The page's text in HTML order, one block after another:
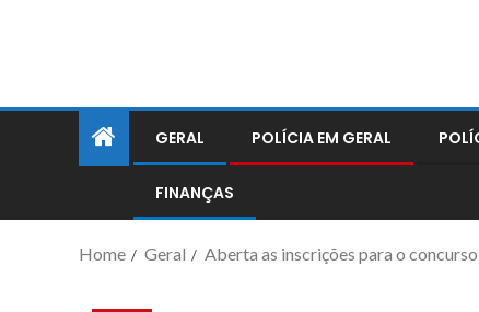
GERAL POLÍCIA EM GERAL
FINANÇAS
Home Geral Aberta as inscrições para o